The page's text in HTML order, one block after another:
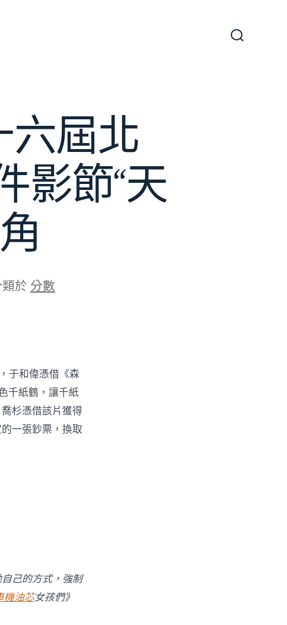
屆北
影節“天
於 分數
于和偉憑借《森
千紙鶴，讓千紙
喬杉憑借該片獲得
一張鈔票，換取
己的方式，強制
機油芯女孩們》